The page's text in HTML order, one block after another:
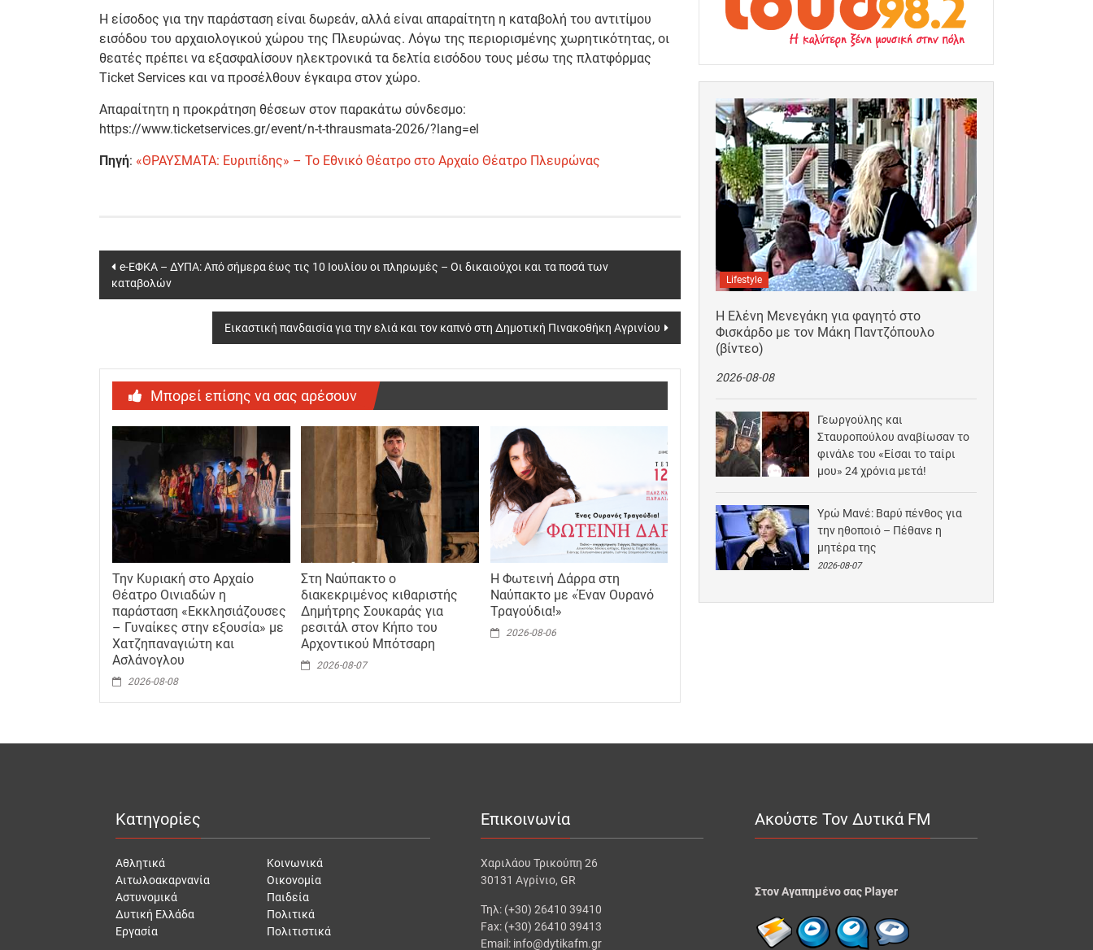
Η είσοδος για την παράσταση είναι δωρεάν, αλλά είναι απαραίτητη η καταβολή του αντιτίμου
εισόδου του αρχαιολογικού χώρου της Πλευρώνας. Λόγω της περιορισμένης χωρητικότητας, οι
θεατές πρέπει να εξασφαλίσουν ηλεκτρονικά τα δελτία εισόδου τους μέσω της πλατφόρμας
Ticket Services και να προσέλθουν έγκαιρα στον χώρο.
Απαραίτητη η προκράτηση θέσεων στον παρακάτω σύνδεσμο:
https://www.ticketservices.gr/event/n-t-thrausmata-2026/?lang=el
Πηγή: «ΘΡΑΥΣΜΑΤΑ: Ευριπίδης» – Το Εθνικό Θέατρο στο Αρχαίο Θέατρο Πλευρώνας
Post
navigation
e-ΕΦΚΑ – ΔΥΠΑ: Από σήμερα έως τις 10 Ιουλίου οι πληρωμές – Οι δικαιούχοι και τα ποσά των
καταβολών
Εικαστική πανδαισία για την ελιά και τον καπνό στη Δημοτική Πινακοθήκη Αγρινίου
Μπορεί επίσης να σας αρέσουν
Την Κυριακή στο Αρχαίο
Θέατρο Οινιαδών η
παράσταση «Εκκλησιάζουσες
– Γυναίκες στην εξουσία» με
Χατζηπαναγιώτη και
Ασλάνογλου
2026-08-08
Στη Ναύπακτο ο
διακεκριμένος κιθαριστής
Δημήτρης Σουκαράς για
ρεσιτάλ στον Κήπο του
Αρχοντικού Μπότσαρη
2026-08-07
Η Φωτεινή Δάρρα στη
Ναύπακτο με «Έναν Ουρανό
Τραγούδια!»
2026-08-06
Lifestyle
Η Ελένη Μενεγάκη για φαγητό στο
Φισκάρδο με τον Μάκη Παντζόπουλο
(βίντεο)
2026-08-08
Γεωργούλης και
Σταυροπούλου αναβίωσαν το
φινάλε του «Είσαι το ταίρι
μου» 24 χρόνια μετά!
Υρώ Μανέ: Βαρύ πένθος για
την ηθοποιό – Πέθανε η
μητέρα της
2026-08-07
Κατηγορίες
Αθλητικά
Αιτωλοακαρνανία
Αστυνομικά
Δυτική Ελλάδα
Εργασία
Κοινωνικά
Οικονομία
Παιδεία
Πολιτικά
Πολιτιστικά
Επικοινωνία
Χαριλάου Τρικούπη 26
30131 Αγρίνιο, GR
Τηλ: (+30) 26410 39410
Fax: (+30) 26410 39413
Email: info@dytikafm.gr
Ακούστε Τον Δυτικά FM
Στον Αγαπημένο σας Player